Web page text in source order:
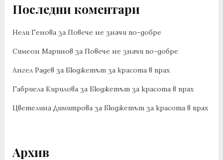
Последни коментари
Нели Геноваза Повече не значи по-добре
Симеон Маринов за Повече не значи по-добре
Ангел Радев за Бюджетът за красота в прах
Габриела Кириловаза Бюджетът за красота в прах
Цветелина Димитроваза Бюджетът за красота в прах
Архив